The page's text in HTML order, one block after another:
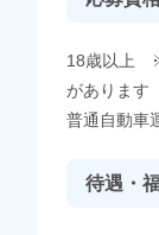
18歳以上 ※
があります
普通自動車
待遇・